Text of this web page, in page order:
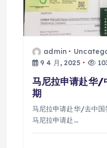
admin
9 4 月, 2025
马尼拉申请赴华/
期
马尼拉申请赴华/去中
马尼拉申请赴…